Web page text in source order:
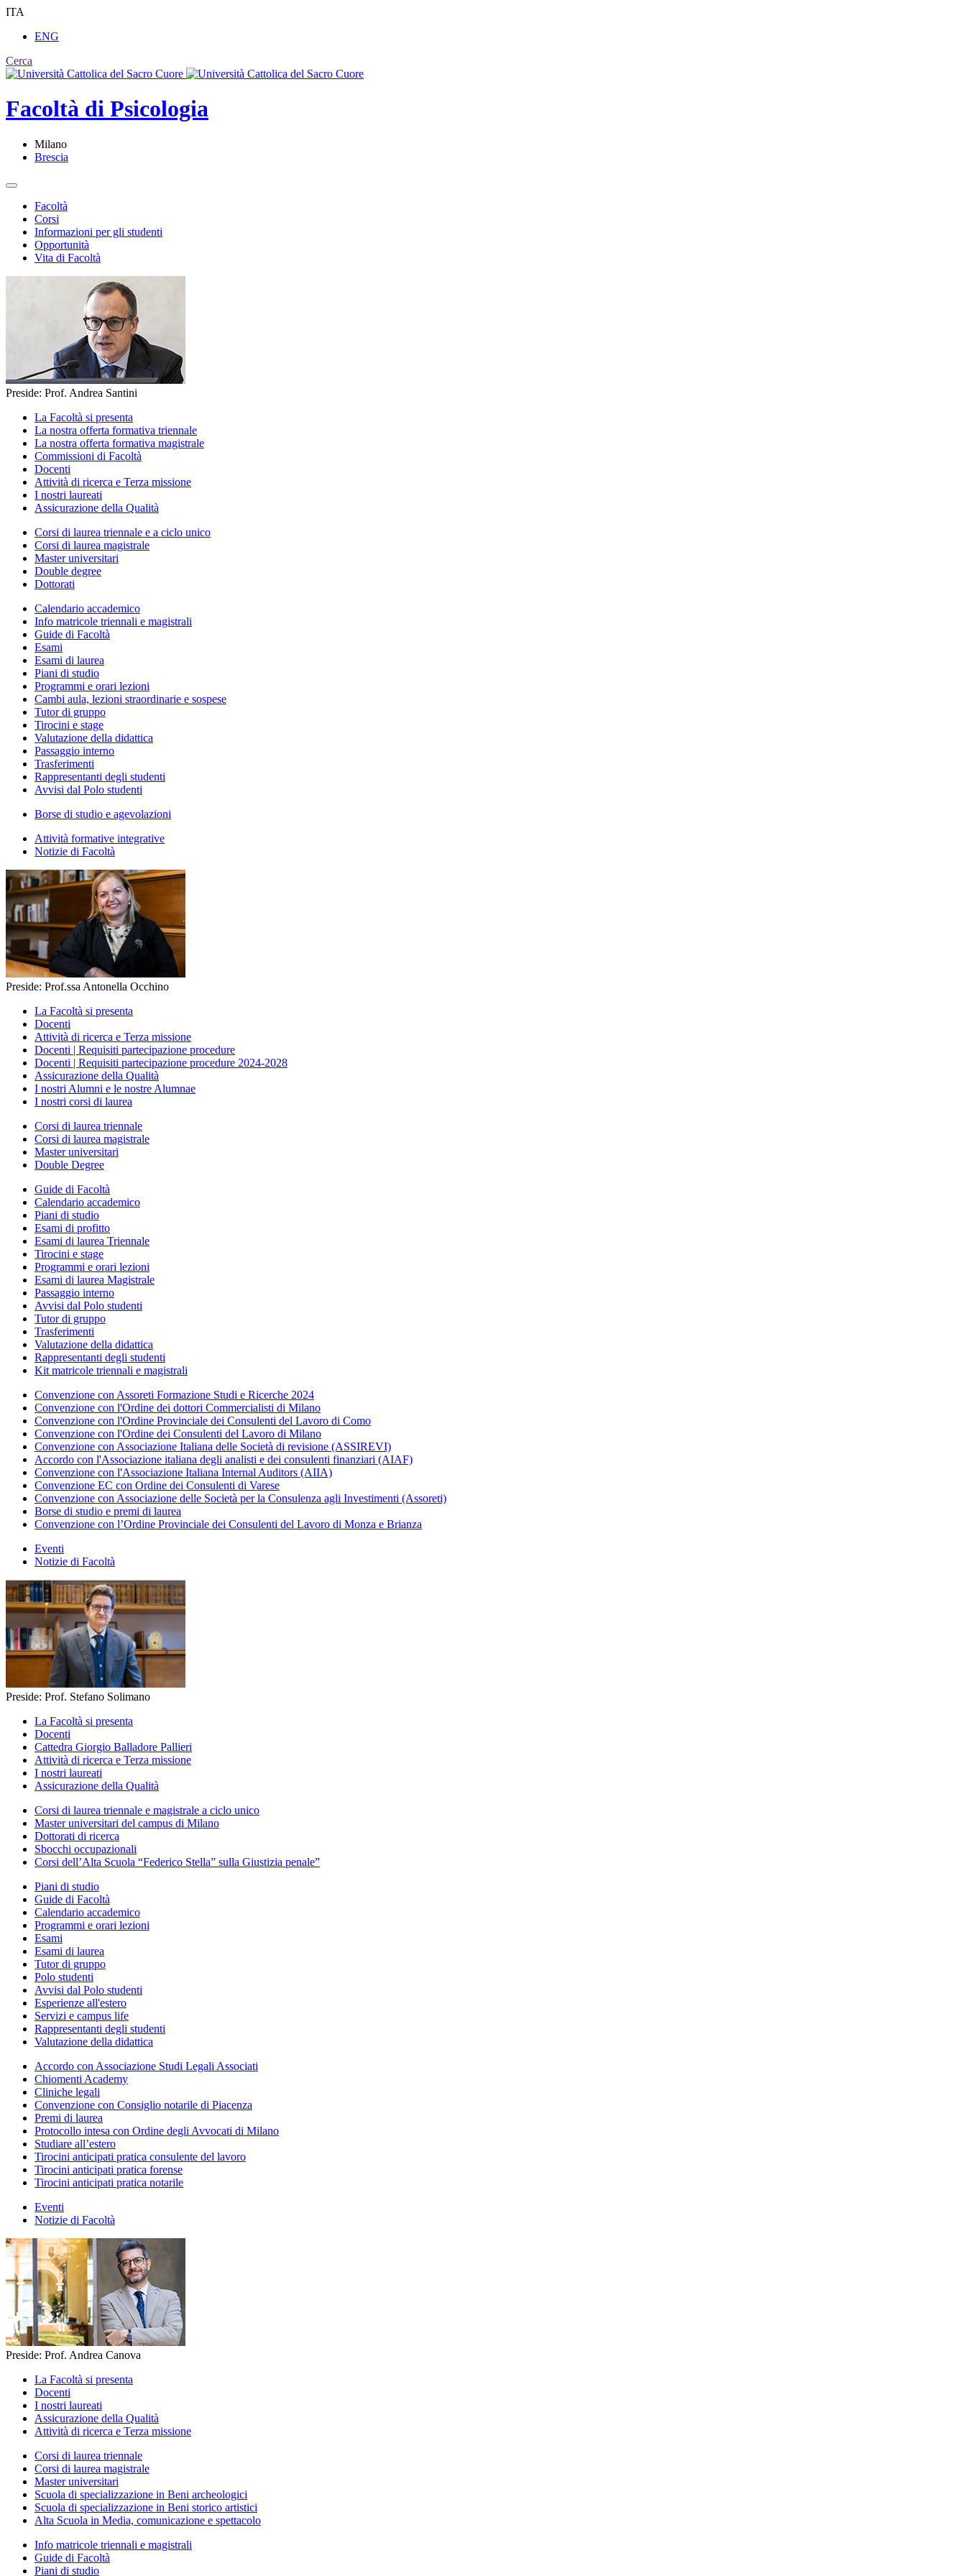
ITA
ENG
Cerca
Facoltà di Psicologia
Milano
Brescia
Facoltà
Corsi
Informazioni per gli studenti
Opportunità
Vita di Facoltà
Preside: Prof. Andrea Santini
La Facoltà si presenta
La nostra offerta formativa triennale
La nostra offerta formativa magistrale
Commissioni di Facoltà
Docenti
Attività di ricerca e Terza missione
I nostri laureati
Assicurazione della Qualità
Corsi di laurea triennale e a ciclo unico
Corsi di laurea magistrale
Master universitari
Double degree
Dottorati
Calendario accademico
Info matricole triennali e magistrali
Guide di Facoltà
Esami
Esami di laurea
Piani di studio
Programmi e orari lezioni
Cambi aula, lezioni straordinarie e sospese
Tutor di gruppo
Tirocini e stage
Valutazione della didattica
Passaggio interno
Trasferimenti
Rappresentanti degli studenti
Avvisi dal Polo studenti
Borse di studio e agevolazioni
Attività formative integrative
Notizie di Facoltà
Preside: Prof.ssa Antonella Occhino
La Facoltà si presenta
Docenti
Attività di ricerca e Terza missione
Docenti | Requisiti partecipazione procedure
Docenti | Requisiti partecipazione procedure 2024-2028
Assicurazione della Qualità
I nostri Alumni e le nostre Alumnae
I nostri corsi di laurea
Corsi di laurea triennale
Corsi di laurea magistrale
Master universitari
Double Degree
Guide di Facoltà
Calendario accademico
Piani di studio
Esami di profitto
Esami di laurea Triennale
Tirocini e stage
Programmi e orari lezioni
Esami di laurea Magistrale
Passaggio interno
Avvisi dal Polo studenti
Tutor di gruppo
Trasferimenti
Valutazione della didattica
Rappresentanti degli studenti
Kit matricole triennali e magistrali
Convenzione con Assoreti Formazione Studi e Ricerche 2024
Convenzione con l'Ordine dei dottori Commercialisti di Milano
Convenzione con l'Ordine Provinciale dei Consulenti del Lavoro di Como
Convenzione con l'Ordine dei Consulenti del Lavoro di Milano
Convenzione con Associazione Italiana delle Società di revisione (ASSIREVI)
Accordo con l'Associazione italiana degli analisti e dei consulenti finanziari (AIAF)
Convenzione con l'Associazione Italiana Internal Auditors (AIIA)
Convenzione EC con Ordine dei Consulenti di Varese
Convenzione con Associazione delle Società per la Consulenza agli Investimenti (Assoreti)
Borse di studio e premi di laurea
Convenzione con l’Ordine Provinciale dei Consulenti del Lavoro di Monza e Brianza
Eventi
Notizie di Facoltà
Preside: Prof. Stefano Solimano
La Facoltà si presenta
Docenti
Cattedra Giorgio Balladore Pallieri
Attività di ricerca e Terza missione
I nostri laureati
Assicurazione della Qualità
Corsi di laurea triennale e magistrale a ciclo unico
Master universitari del campus di Milano
Dottorati di ricerca
Sbocchi occupazionali
Corsi dell’Alta Scuola “Federico Stella” sulla Giustizia penale”
Piani di studio
Guide di Facoltà
Calendario accademico
Programmi e orari lezioni
Esami
Esami di laurea
Tutor di gruppo
Polo studenti
Avvisi dal Polo studenti
Esperienze all'estero
Servizi e campus life
Rappresentanti degli studenti
Valutazione della didattica
Accordo con Associazione Studi Legali Associati
Chiomenti Academy
Cliniche legali
Convenzione con Consiglio notarile di Piacenza
Premi di laurea
Protocollo intesa con Ordine degli Avvocati di Milano
Studiare all’estero
Tirocini anticipati pratica consulente del lavoro
Tirocini anticipati pratica forense
Tirocini anticipati pratica notarile
Eventi
Notizie di Facoltà
Preside: Prof. Andrea Canova
La Facoltà si presenta
Docenti
I nostri laureati
Assicurazione della Qualità
Attività di ricerca e Terza missione
Corsi di laurea triennale
Corsi di laurea magistrale
Master universitari
Scuola di specializzazione in Beni archeologici
Scuola di specializzazione in Beni storico artistici
Alta Scuola in Media, comunicazione e spettacolo
Info matricole triennali e magistrali
Guide di Facoltà
Piani di studio